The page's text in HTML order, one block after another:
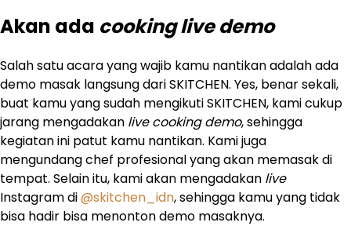
Akan ada cooking live demo
Salah satu acara yang wajib kamu nantikan adalah ada
demo masak langsung dari SKITCHEN. Yes, benar sekali,
buat kamu yang sudah mengikuti SKITCHEN, kami cukup
jarang mengadakan live cooking demo, sehingga
kegiatan ini patut kamu nantikan. Kami juga
mengundang chef profesional yang akan memasak di
tempat. Selain itu, kami akan mengadakan live
Instagram di@skitchen_idn, sehingga kamu yang tidak
bisa hadir bisa menonton demo masaknya.